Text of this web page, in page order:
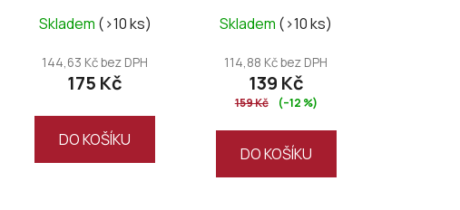
Skladem (>10 ks)
144,63 Kč bez DPH
175 Kč
DO KOŠÍKU
Skladem (>10 ks)
114,88 Kč bez DPH
139 Kč
159 Kč (–12 %)
DO KOŠÍKU